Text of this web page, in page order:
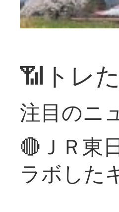
📶トレ
注目のニ
🔴ＪＲ東
ラボした